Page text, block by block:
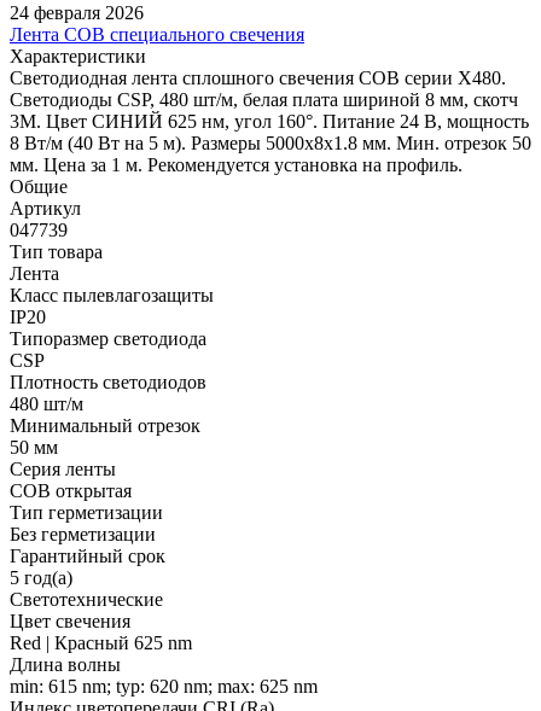
24 февраля 2026
Лента COB специального свечения
Характеристики
Светодиодная лента сплошного свечения COB серии X480.
Светодиоды CSP, 480 шт/м, белая плата шириной 8 мм, скотч
3M. Цвет СИНИЙ 625 нм, угол 160°. Питание 24 В, мощность
8 Вт/м (40 Вт на 5 м). Размеры 5000х8х1.8 мм. Мин. отрезок 50
мм. Цена за 1 м. Рекомендуется установка на профиль.
Общие
Артикул
047739
Тип товара
Лента
Класс пылевлагозащиты
IP20
Типоразмер светодиода
CSP
Плотность светодиодов
480 шт/м
Минимальный отрезок
50 мм
Серия ленты
COB открытая
Тип герметизации
Без герметизации
Гарантийный срок
5 год(а)
Светотехнические
Цвет свечения
Red | Красный 625 nm
Длина волны
min: 615 nm; typ: 620 nm; max: 625 nm